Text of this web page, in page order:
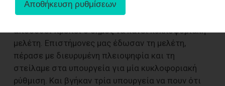
κατασκευάζει το έργο και έχει σχεδιάζει δύο
λωρίδες ήπιας κυκλοφορίας». «Για να μας
αποδοθεί πρέπει ο δήμος να κάνει κυκλοφοριακή
μελέτη. Επιστήμονες μας έδωσαν τη μελέτη,
πέρασε με διευρυμένη πλειοψηφία και τη
στείλαμε στα υπουργεία για μία κυκλοφοριακή
ρύθμιση. Και βγήκαν τρία υπουργεία να πουν ότι